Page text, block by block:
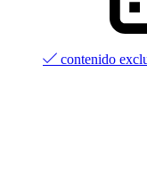
contenido